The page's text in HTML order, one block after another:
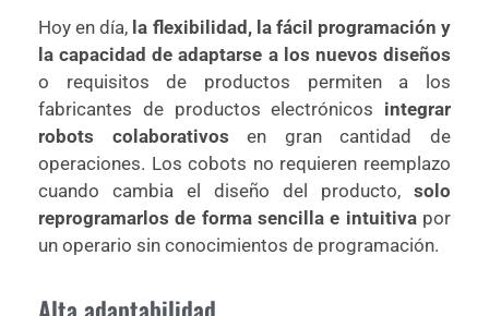
Hoy en día, la flexibilidad, la fácil programación y
la capacidad de adaptarse a los nuevos diseños
o requisitos de productos permiten a los
fabricantes de productos electrónicos integrar
robots colaborativosen gran cantidad de
operaciones. Los cobots no requieren reemplazo
cuando cambia el diseño del producto, solo
reprogramarlos de forma sencilla e intuitivapor
un operario sin conocimientos de programación.